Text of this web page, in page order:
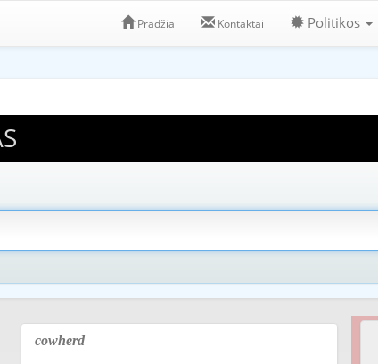
Pradžia Kontaktai Politikos
cowherd